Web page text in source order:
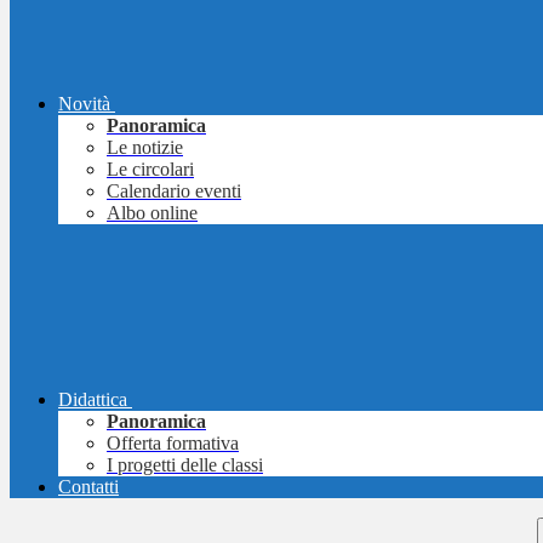
Novità
Panoramica
Le notizie
Le circolari
Calendario eventi
Albo online
Didattica
Panoramica
Offerta formativa
I progetti delle classi
Contatti